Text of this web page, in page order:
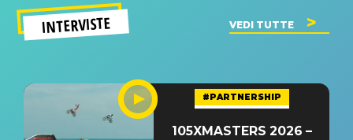
INTERVISTE VEDI TUTTE
#PARTNERSHIP
105XMASTERS 2026 –